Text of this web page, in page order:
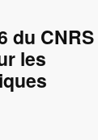
du CNRS
les